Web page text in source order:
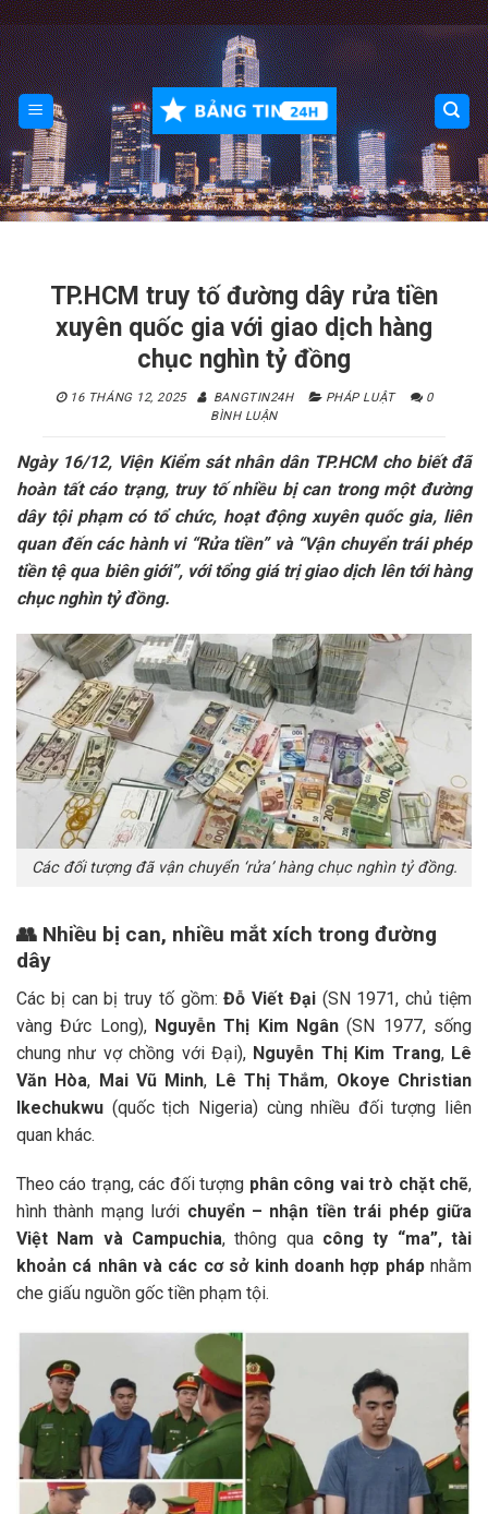
Skip
to
content
TP.HCM truy tố đường dây rửa tiền
xuyên quốc gia với giao dịch hàng
chục nghìn tỷ đồng
16 THÁNG 12, 2025 BANGTIN24H PHÁP LUẬT
0
BÌNH LUẬN
Ngày 16/12, Viện Kiểm sát nhân dân TP.HCM cho biết đã
hoàn tất cáo trạng, truy tố nhiều bị can trong một đường
dây tội phạm có tổ chức, hoạt động xuyên quốc gia, liên
quan đến các hành vi “Rửa tiền” và “Vận chuyển trái phép
tiền tệ qua biên giới”, với tổng giá trị giao dịch lên tới hàng
chục nghìn tỷ đồng.
Các đối tượng đã vận chuyển ‘rửa’ hàng chục nghìn tỷ đồng.
👥 Nhiều bị can, nhiều mắt xích trong đường
dây
Các bị can bị truy tố gồm:Đỗ Viết Đại(SN 1971, chủ tiệm
vàng Đức Long), Nguyễn Thị Kim Ngân (SN 1977, sống
chung như vợ chồng với Đại), Nguyễn Thị Kim Trang, Lê
Văn Hòa, Mai Vũ Minh, Lê Thị Thắm, Okoye Christian
Ikechukwu (quốc tịch Nigeria) cùng nhiều đối tượng liên
quan khác.
Theo cáo trạng, các đối tượng phân công vai trò chặt chẽ,
hình thành mạng lưới chuyển – nhận tiền trái phép giữa
Việt Nam và Campuchia, thông qua công ty “ma”, tài
khoản cá nhân và các cơ sở kinh doanh hợp phápnhằm
che giấu nguồn gốc tiền phạm tội.